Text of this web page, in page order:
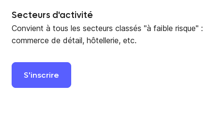
Secteurs d'activité
Convient à tous les secteurs classés "à faible risque" :
commerce de détail, hôtellerie, etc.
S'inscrire